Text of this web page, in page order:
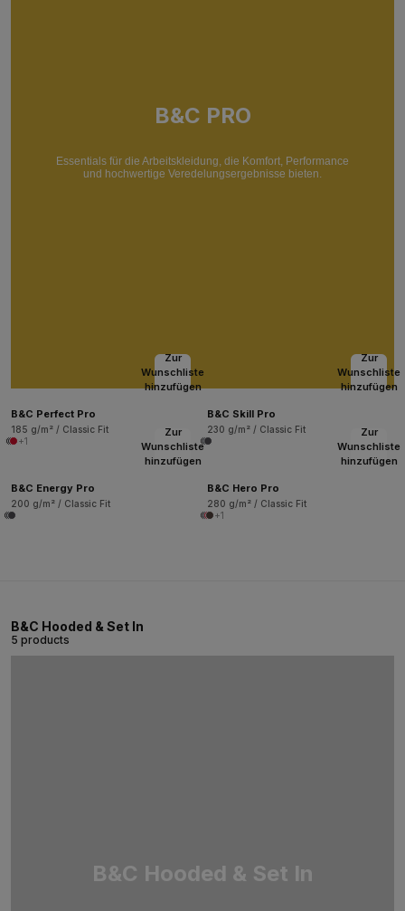
B&C PRO
Essentials für die Arbeitskleidung, die Komfort, Performance
und hochwertige Veredelungsergebnisse bieten.
Zur
Wunschliste
hinzufügen
B&C Perfect Pro
185 g/m² / Classic Fit
+1
Zur
Wunschliste
hinzufügen
B&C Skill Pro
230 g/m² / Classic Fit
Zur
Wunschliste
hinzufügen
B&C Energy Pro
200 g/m² / Classic Fit
Zur
Wunschliste
hinzufügen
B&C Hero Pro
280 g/m² / Classic Fit
+1
B&C Hooded & Set In
5 products
B&C Hooded & Set In